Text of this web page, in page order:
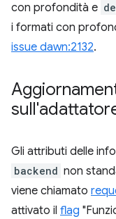
con profondità e
i formati con
issue dawn:2132.
Gli attributi delle
backend non
viene chiamato
attivato il flag